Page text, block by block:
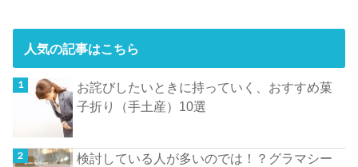
人気の記事はこちら
お詫びしたいときに持っていく、おすすめ菓
子折り（手土産）10選
検討している人が多いのでは！？グラマシー